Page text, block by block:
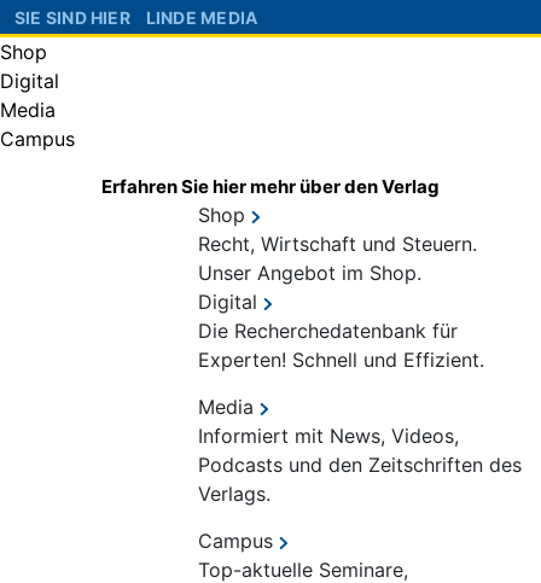
SIE SIND HIER LINDE MEDIA
Shop
Digital
Media
Campus
Erfahren Sie hier mehr über den Verlag
Shop
Recht, Wirtschaft und Steuern.
Unser Angebot im Shop.
Digital
Die Recherchedatenbank für
Experten! Schnell und Effizient.
Media
Informiert mit News, Videos,
Podcasts und den Zeitschriften des
Verlags.
Campus
Top-aktuelle Seminare,